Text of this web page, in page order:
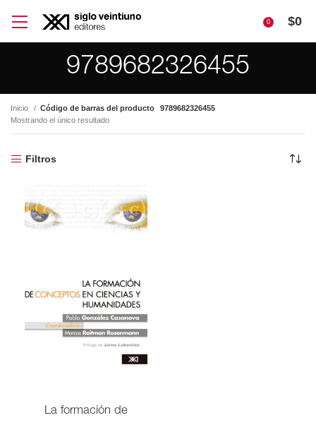
0 $0
9789682326455
Inicio Código de barras del producto
9789682326455
Mostrando el único resultado
Filtros
La formación de